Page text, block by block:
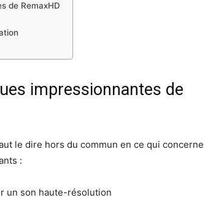
de RemaxHD
impressionnantes de
le dire hors du commun en ce qui concerne
:
un son haute-résolution